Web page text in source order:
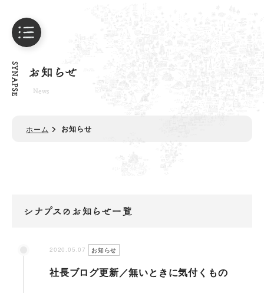
News
お知らせ
ホーム お知らせ
シナプスのお知らせ一覧
2020.05.07 お知らせ
社長ブログ更新／無いときに気付くもの
SYNAPSE